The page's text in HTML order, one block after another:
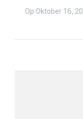
Op Oktober 16,